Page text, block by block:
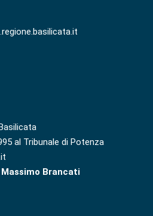
al Tribunale di Potenza
Massimo Brancati